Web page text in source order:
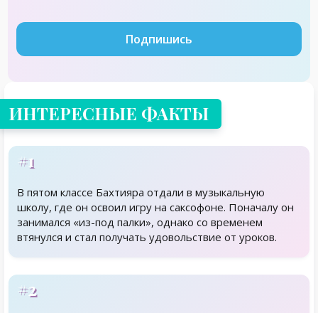
Подпишись
ИНТЕРЕСНЫЕ ФАКТЫ
#1
В пятом классе Бахтияра отдали в музыкальную
школу, где он освоил игру на саксофоне. Поначалу он
занимался «из-под палки», однако со временем
втянулся и стал получать удовольствие от уроков.
#2